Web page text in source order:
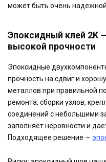
может быть очень
Эпоксидный клей 2К
высокой прочности
Эпоксидные
прочность на сдвиг и
металлов при правильной
ремонта, сборки узлов,
соединений с небольшими
заполняет неровности и
Подходящее решение —